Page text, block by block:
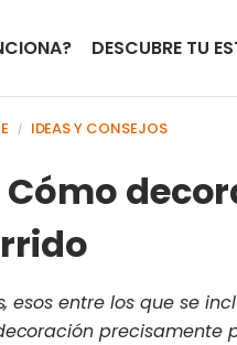
DESCUBRE TU
/ IDEAS Y CONSEJOS
Cómo
esos entre los que se
precisamente